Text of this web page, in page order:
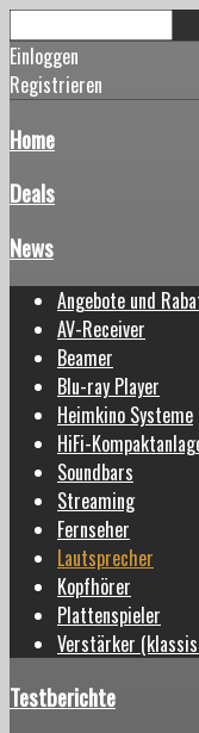
Einloggen
Registrieren
Home
Deals
News
Angebote und
AV-Receiver
Beamer
Blu-ray Player
Heimkino Systeme
HiFi-
Soundbars
Streaming
Fernseher
Lautsprecher
Kopfhörer
Plattenspieler
Verstärker
Testberichte